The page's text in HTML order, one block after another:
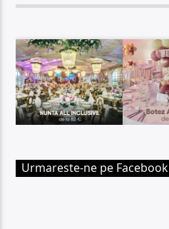
Urmareste-ne pe Facebook